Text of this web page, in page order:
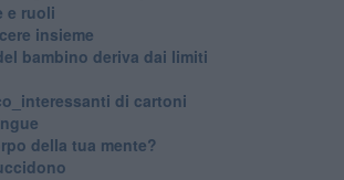
e ruoli
insieme
bambino deriva dai limiti
di cartoni
della tua mente?